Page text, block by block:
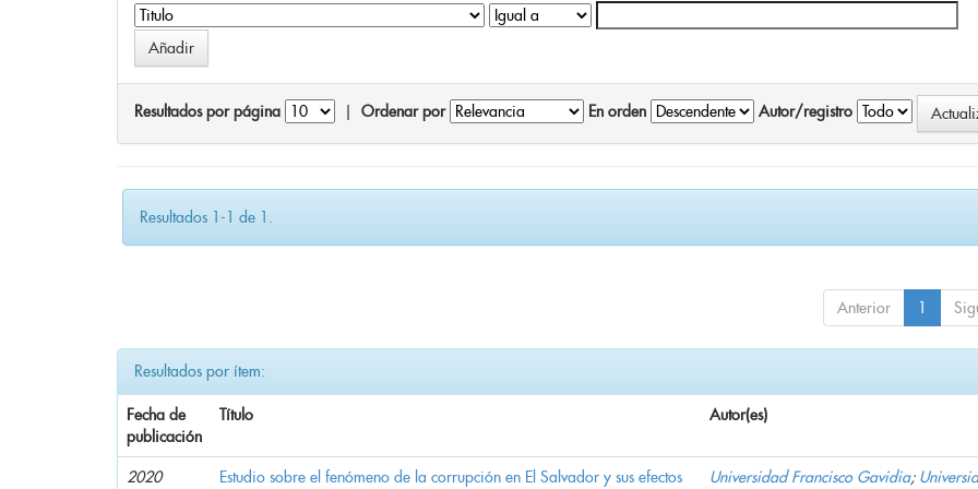
Resultados por página Ordenar por En orden Autor/registro
Resultados 1-1 de 1.
Anterior 1
Resultados por ítem:
Fecha de
publicación
Título Autor(es)
2020 Estudio sobre el fenómeno de la corrupción en El Salvador y sus efectos Universidad Francisco Gavidia;